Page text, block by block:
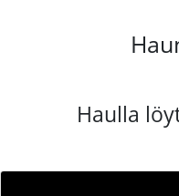
Haulla